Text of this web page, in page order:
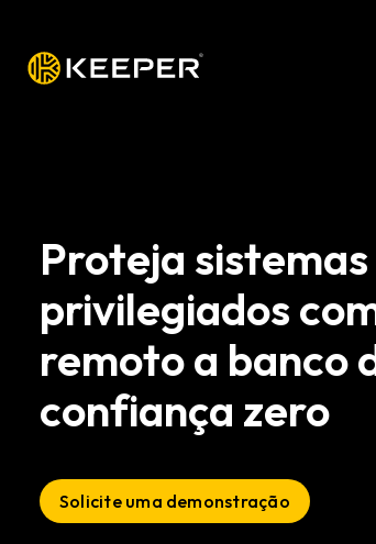
Proteja sistemas
privilegiados
remoto a banco
confiança zero
Solicite uma demonstração